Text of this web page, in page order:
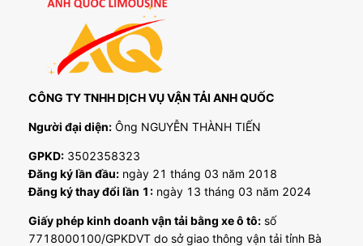
CÔNG TY TNHH DỊCH VỤ VẬN TẢI ANH QUỐC
Người đại diện: Ông NGUYỄN THÀNH TIẾN
GPKD: 3502358323
Đăng ký lần đầu: ngày 21 tháng 03 năm 2018
Đăng ký thay đổi lần 1: ngày 13 tháng 03 năm 2024
Giấy phép kinh doanh vận tải bằng xe ô tô: số
7718000100/GPKDVT do sở giao thông vận tải tỉnh Bà